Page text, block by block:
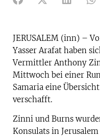
JERUSALEM (inn) –
Yasser Arafat haben
Vermittler Anthony
Mittwoch bei einer
Samaria eine
verschafft.
Zinni und Burns
Konsulats in